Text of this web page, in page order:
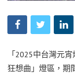
「2025中台灣元
狂想曲」燈區，期